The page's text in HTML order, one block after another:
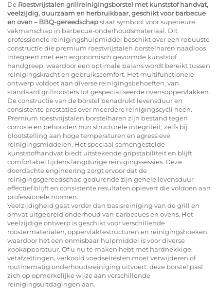
De Roestvrijstalen grillreinigingsborstel met kunststof handvat,
veelzijdig, duurzaam en herbruikbaar, geschikt voor barbecue
en oven – BBQ-gereedschapstaat symbool voor superieure
vakmanschap in barbecue-onderhoudsmateriaal. Dit
professionele reinigingshulpmiddel beschikt over een robuuste
constructie die premium roestvrijstalen borstelharen naadloos
integreert met een ergonomisch gevormde kunststof
handgreep, waardoor een optimale balans wordt bereikt tussen
reinigingskracht en gebruikscomfort. Het multifunctionele
ontwerp voldoet aan diverse reinigingsbehoeften, van
standaard grillroosters tot gespecialiseerde ovensoppervlakken.
De constructie van de borstel benadrukt levensduur en
consistente prestaties over meerdere reinigingscycli heen.
Premium roestvrijstalen borstelharen zijn bestand tegen
corrosie en behouden hun structurele integriteit, zelfs bij
blootstelling aan hoge temperaturen en agressieve
reinigingsmiddelen. Het speciaal samengestelde
kunststofhandvat biedt uitstekende gripstabiliteit en blijft
comfortabel tijdens langdurige reinigingssessies. Deze
doordachte engineering zorgt ervoor dat de
reinigingsgereedschap gedurende zijn gehele levensduur
effectief blijft en consistente resultaten oplevert die voldoen aan
professionele normen.
Veelzijdigheid gaat verder dan basisreiniging van de grill en
omvat uitgebreid onderhoud van barbecues en ovens. Het
veelzijdige ontwerp is geschikt voor verschillende
roostermaterialen, oppervlaktestructuren en reinigingshoeken,
waardoor het een onmisbaar hulpmiddel is voor diverse
kookapparatuur. Of u nu te maken hebt met hardnekkige
vetafzettingen, verkoold voedselresten moet verwijderen of
routinematig onderhoudsreiniging uitvoert: deze borstel past
zich op opmerkelijke wijze aan verschillende
reinigingsuitdagingen aan.